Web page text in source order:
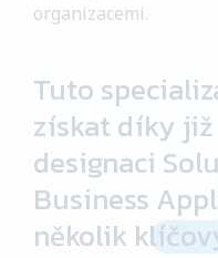
organizacemi.
Tuto
získat díky již
designaci
Business
několik